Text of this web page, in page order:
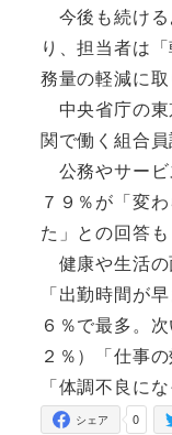
今後も続ける
り、担当者は
務量の軽減に取
中央省庁の東
関で働く組合員
公務やサービ
７９％が「変
た」との回答も
健康や生活の
「出勤時間が
６％で最多。
２％）「仕事
「体調不良に
0
シェア